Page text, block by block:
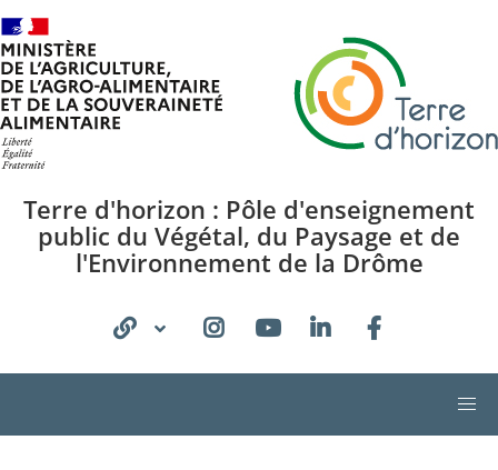
Aller au contenu principal
Terre d'horizon : Pôle d'enseignement
public du Végétal, du Paysage et de
l'Environnement de la Drôme